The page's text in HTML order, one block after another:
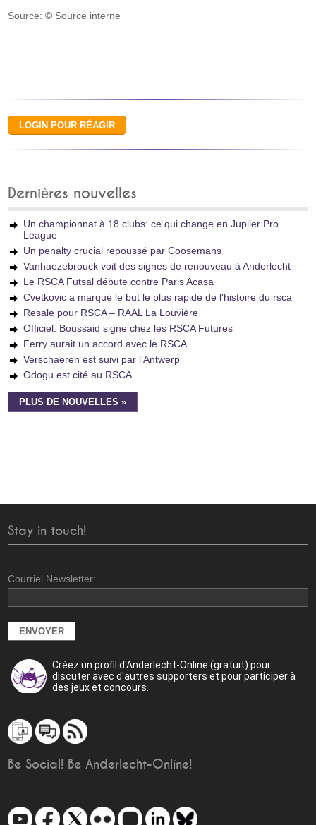
Source: © Source interne
Dernières nouvelles
Un championnat à 18 clubs: ce qui change en Jupiler Pro
League
Un penalty crucial repoussé par Coosemans
Vanhaezebrouck voit des signes de renouveau à Anderlecht
Le RSCA Futsal débute contre Paris Acasa
Cvetkovic a marqué le but le plus rapide de l'histoire du rsca
Resale pour RSCA – RAAL La Louvière
Officiel: Boussaid signe chez les RSCA Futures
Ferry aurait un accord avec le RSCA
Verschaeren est suivi par l’Antwerp
Odogu est cité au RSCA
PLUS DE NOUVELLES »
Stay in touch!
Courriel Newsletter:
Créez un profil d'Anderlecht-Online (gratuit) pour
discuter avec d'autres supporters et pour participer à
des jeux et concours.
Be Social! Be Anderlecht-Online!